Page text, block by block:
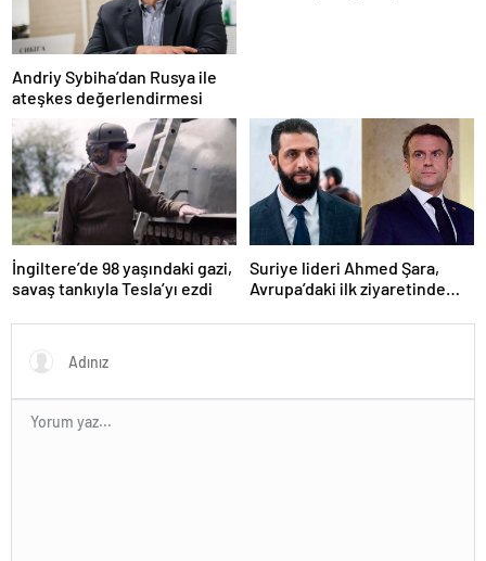
Andriy Sybiha’dan Rusya ile
ateşkes değerlendirmesi
İngiltere’de 98 yaşındaki gazi,
savaş tankıyla Tesla’yı ezdi
Suriye lideri Ahmed Şara,
Avrupa’daki ilk ziyaretinde